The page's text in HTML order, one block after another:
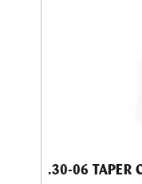
.30-06 TAPER